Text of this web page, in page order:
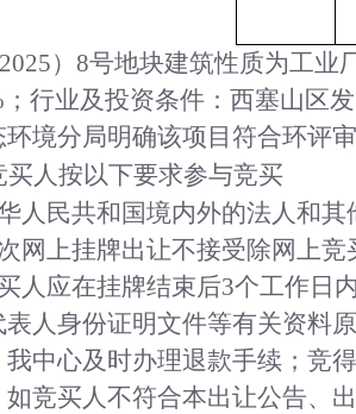
5） 8号地块建筑性质为工业
行业及投资条件：西塞山区
境分局明确该项目符合环评审
买人按以下要求参与竞买
人民共和国境内外的法人和
网上挂牌出让不接受除网上
人应在挂牌结束后3个工作日
表人身份证明文件等有关资料
中心及时办理退款手续；竞
竞买人不符合本出让公告、